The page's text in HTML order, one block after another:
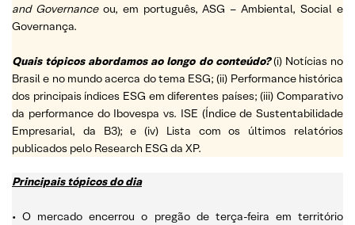
and Governance ou, em português, ASG – Ambiental, Social e
Governança.
Quais tópicos abordamos ao longo do conteúdo? (i) Notícias no
Brasil e no mundo acerca do tema ESG; (ii) Performance histórica
dos principais índices ESG em diferentes países; (iii) Comparativo
da performance do Ibovespa vs. ISE (Índice de Sustentabilidade
Empresarial, da B3); e (iv) Lista com os últimos relatórios
publicados pelo Research ESG da XP.
Principais tópicos do dia
• O mercado encerrou o pregão de terça-feira em território